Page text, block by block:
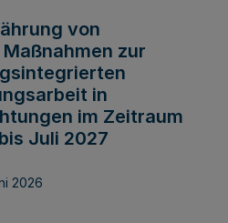
von
zur
in
im Zeitraum
Juli 2027
2026